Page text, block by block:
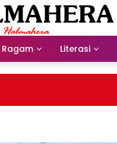
Ragam Literasi